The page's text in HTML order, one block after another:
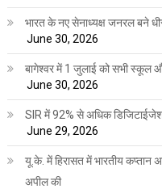
भारत के नए सेनाध्यक्ष जनरल बने
June 30, 2026
बागेश्वर में 1 जुलाई को सभी स्कूल
June 30, 2026
SIR में 92% से अधिक
June 29, 2026
यू.के. में हिरासत में भारतीय कप्तान
अपील की